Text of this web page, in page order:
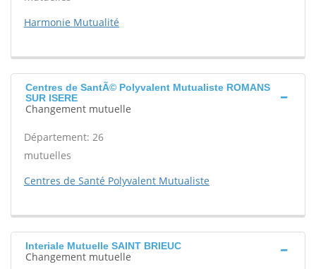
Harmonie Mutualité
Centres de SantÃ© Polyvalent Mutualiste ROMANS
SUR ISERE
Changement mutuelle
Département: 26
mutuelles
Centres de Santé Polyvalent Mutualiste
Interiale Mutuelle SAINT BRIEUC
Changement mutuelle